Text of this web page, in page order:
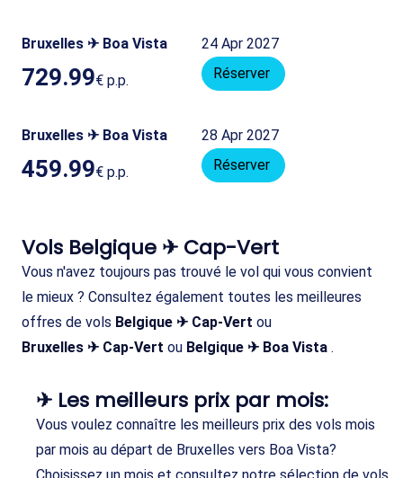
Bruxelles ✈ Boa Vista 24 Apr 2027
729.99€ p.p. Réserver
Bruxelles ✈ Boa Vista 28 Apr 2027
459.99€ p.p. Réserver
Vols Belgique ✈ Cap-Vert
Vous n'avez toujours pas trouvé le vol qui vous convient
le mieux ? Consultez également toutes les meilleures
offres de vols Belgique ✈ Cap-Vert ou
Bruxelles ✈ Cap-Vert ou Belgique ✈ Boa Vista .
✈ Les meilleurs prix par mois:
Vous voulez connaître les meilleurs prix des vols mois
par mois au départ de Bruxelles vers Boa Vista?
Choisissez un mois et consultez notre sélection de vols